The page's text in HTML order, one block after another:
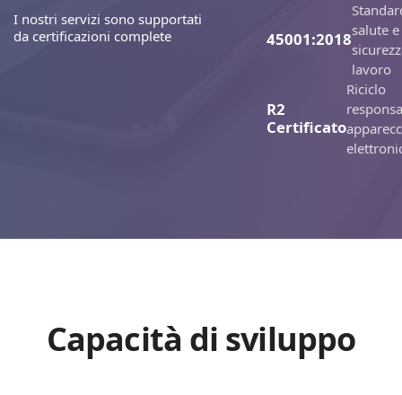
I nostri servizi sono supportati
da certificazioni complete
45001:2018salute e
lavoro
R2
Certificato
Riciclo
Capacità di sviluppo